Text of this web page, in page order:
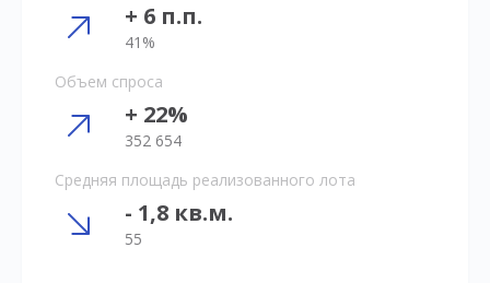
+ 6 п.п.
41%
Объем спроса
+ 22%
352 654
Средняя площадь реализованного лота
- 1,8 кв.м.
55